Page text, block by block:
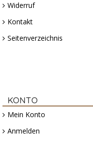
Widerruf
Kontakt
Seitenverzeichnis
KONTO
Mein Konto
Anmelden